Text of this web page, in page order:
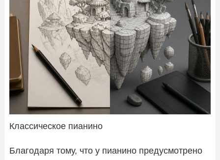
Классическое пианино
Благодаря тому, что у пианино предусмотрено